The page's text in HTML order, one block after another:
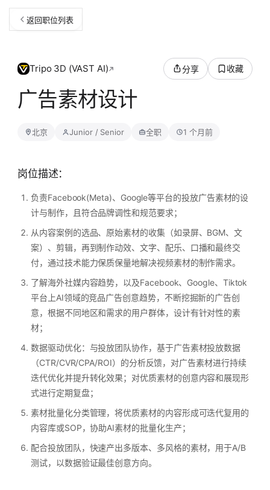
返回职位列表
Tripo 3D (VAST AI) 分享 收藏
广告素材设计
北京 Junior / Senior 全职 1 个月前
岗位描述：
负责Facebook(Meta)、Google等平台的投放广告素材的设
计与制作，且符合品牌调性和规范要求；
从内容案例的选品、原始素材的收集（如录屏、BGM、文
案）、剪辑，再到制作动效、文字、配乐、口播和最终交
付，通过技术能力保质保量地解决视频素材的制作需求。
了解海外社媒内容趋势，以及Facebook、Google、Tiktok
平台上AI领域的竞品广告创意趋势，不断挖掘新的广告创
意，根据不同地区和需求的用户群体，设计有针对性的素
材；
数据驱动优化：与投放团队协作，基于广告素材投放数据
（CTR/CVR/CPA/ROI）的分析反馈，对广告素材进行持续
迭代优化并提升转化效果；对优质素材的创意内容和展现形
式进行定期复盘；
素材批量化分类管理，将优质素材的内容形成可迭代复用的
内容库或SOP，协助AI素材的批量化生产；
配合投放团队，快速产出多版本、多风格的素材，用于A/B
测试，以数据验证最佳创意方向。